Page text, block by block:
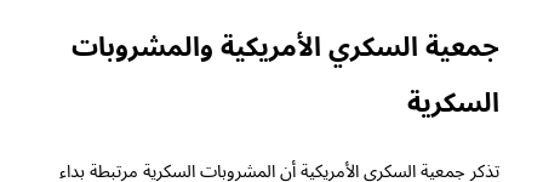
جمعية السكري الأمريكية والمشروبات
السكرية
تذكر جمعية السكري الأمريكية أن المشروبات السكرية مرتبطة بداء